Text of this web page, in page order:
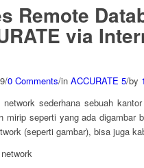
Remote
via
/0 Comments/in ACCURATE 5/by
network sederhana sebuah
mirip seperti yang ada digambar
(seperti gambar), bisa juga